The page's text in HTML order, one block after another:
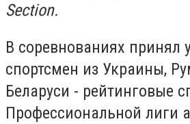
Section.
В соревнованиях принял
спортсмен из Украины,
Беларуси - рейтинговые
Профессиональной лиги